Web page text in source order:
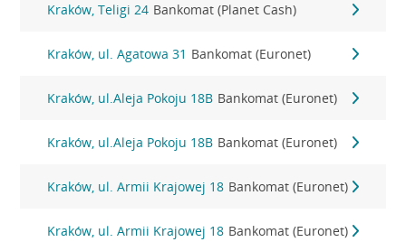
Kraków, Teligi 24 Bankomat (Planet Cash)
Kraków, ul. Agatowa 31 Bankomat (Euronet)
Kraków, ul.Aleja Pokoju 18B Bankomat (Euronet)
Kraków, ul.Aleja Pokoju 18B Bankomat (Euronet)
Kraków, ul. Armii Krajowej 18 Bankomat (Euronet)
Kraków, ul. Armii Krajowej 18 Bankomat (Euronet)